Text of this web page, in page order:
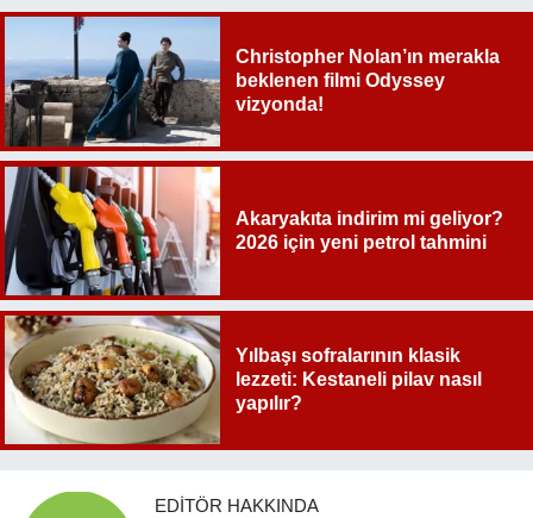
Christopher Nolan’ın merakla
beklenen filmi Odyssey
vizyonda!
Akaryakıta indirim mi geliyor?
2026 için yeni petrol tahmini
Yılbaşı sofralarının klasik
lezzeti: Kestaneli pilav nasıl
yapılır?
EDITÖR HAKKINDA